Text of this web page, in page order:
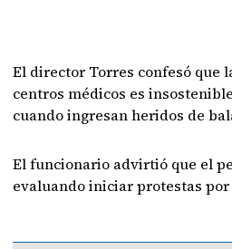
El director Torres confesó que
centros médicos es
cuando ingresan heridos de
El funcionario advirtió que el
evaluando iniciar protestas